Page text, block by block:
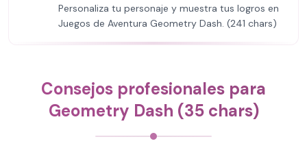
Personaliza tu personaje y muestra tus logros en
Juegos de Aventura Geometry Dash. (241 chars)
Consejos profesionales para
Geometry Dash (35 chars)